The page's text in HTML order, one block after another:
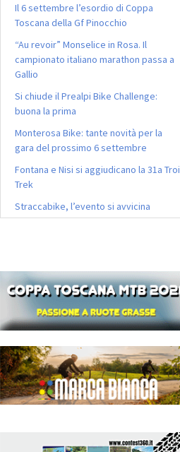
Il 6 settembre l’esordio di Coppa
Toscana della Gf Pinocchio
“Au revoir” Monselice in Rosa. Il
campionato italiano marathon passa a
Gallio
Si chiude il Prealpi Bike Challenge:
buona la prima
Monterosa Bike: tante novità per la
gara del prossimo 6 settembre
Fontana e Nisi si aggiudicano la 31a Troi
Trek
Straccabike, l’evento si avvicina